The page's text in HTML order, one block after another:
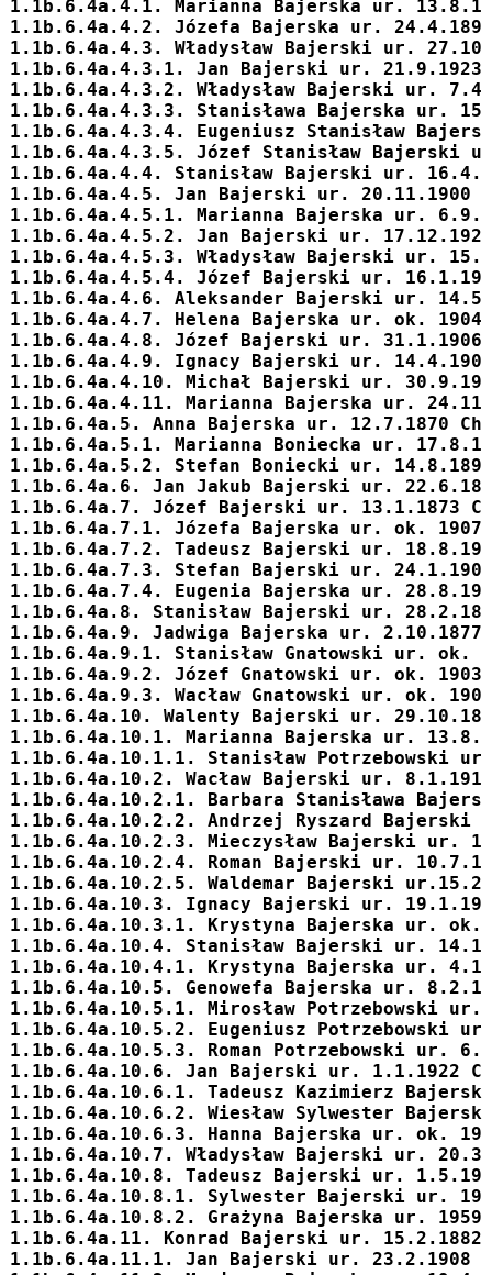
1.1b.6.4a.4.1. Marianna Bajerska ur.
1.1b.6.4a.4.2. Józefa Bajerska ur.
1.1b.6.4a.4.3. Władysław Bajerski ur.
1.1b.6.4a.4.3.1. Jan Bajerski ur. 21.9.1923
1.1b.6.4a.4.3.2. Władysław Bajerski ur.
1.1b.6.4a.4.3.3. Stanisława Bajerska ur.
1.1b.6.4a.4.3.4. Eugeniusz Stanisław
1.1b.6.4a.4.3.5. Józef Stanisław Bajerski ur.
1.1b.6.4a.4.4. Stanisław Bajerski ur.
1.1b.6.4a.4.5. Jan Bajerski ur. 20.11.1900
1.1b.6.4a.4.5.1. Marianna Bajerska ur.
1.1b.6.4a.4.5.2. Jan Bajerski ur. 17.12.1927
1.1b.6.4a.4.5.3. Władysław Bajerski ur.
1.1b.6.4a.4.5.4. Józef Bajerski ur.
1.1b.6.4a.4.6. Aleksander Bajerski ur.
1.1b.6.4a.4.7. Helena Bajerska ur. ok. 1904
1.1b.6.4a.4.8. Józef Bajerski ur. 31.1.1906
1.1b.6.4a.4.9. Ignacy Bajerski ur. 14.4.1908
1.1b.6.4a.4.10. Michał Bajerski ur.
1.1b.6.4a.4.11. Marianna Bajerska ur.
1.1b.6.4a.5. Anna Bajerska ur. 12.7.1870
1.1b.6.4a.5.1. Marianna Boniecka ur.
1.1b.6.4a.5.2. Stefan Boniecki ur. 14.8.1898
1.1b.6.4a.6. Jan Jakub Bajerski ur.
1.1b.6.4a.7. Józef Bajerski ur. 13.1.1873
1.1b.6.4a.7.1. Józefa Bajerska ur. ok. 1907
1.1b.6.4a.7.2. Tadeusz Bajerski ur.
1.1b.6.4a.7.3. Stefan Bajerski ur. 24.1.1908
1.1b.6.4a.7.4. Eugenia Bajerska ur.
1.1b.6.4a.8. Stanisław Bajerski ur. 28.2.1875
1.1b.6.4a.9. Jadwiga Bajerska ur. 2.10.1877
1.1b.6.4a.9.1. Stanisław Gnatowski ur. ok.
1.1b.6.4a.9.2. Józef Gnatowski ur. ok. 1903
1.1b.6.4a.9.3. Wacław Gnatowski ur. ok.
1.1b.6.4a.10. Walenty Bajerski ur.
1.1b.6.4a.10.1. Marianna Bajerska ur.
1.1b.6.4a.10.1.1. Stanisław Potrzebowski
1.1b.6.4a.10.2. Wacław Bajerski ur. 8.1.1911
1.1b.6.4a.10.2.1. Barbara Stanisława
1.1b.6.4a.10.2.2. Andrzej Ryszard Bajerski
1.1b.6.4a.10.2.3. Mieczysław Bajerski ur.
1.1b.6.4a.10.2.4. Roman Bajerski ur.
1.1b.6.4a.10.2.5. Waldemar Bajerski
1.1b.6.4a.10.3. Ignacy Bajerski ur.
1.1b.6.4a.10.3.1. Krystyna Bajerska ur. ok.
1.1b.6.4a.10.4. Stanisław Bajerski ur.
1.1b.6.4a.10.4.1. Krystyna Bajerska ur.
1.1b.6.4a.10.5. Genowefa Bajerska ur.
1.1b.6.4a.10.5.1. Mirosław Potrzebowski ur.
1.1b.6.4a.10.5.2. Eugeniusz Potrzebowski
1.1b.6.4a.10.5.3. Roman Potrzebowski ur.
1.1b.6.4a.10.6. Jan Bajerski ur. 1.1.1922
1.1b.6.4a.10.6.1. Tadeusz Kazimierz Bajerski
1.1b.6.4a.10.6.2. Wiesław Sylwester
1.1b.6.4a.10.6.3. Hanna Bajerska ur. ok.
1.1b.6.4a.10.7. Władysław Bajerski ur.
1.1b.6.4a.10.8. Tadeusz Bajerski ur.
1.1b.6.4a.10.8.1. Sylwester Bajerski ur.
1.1b.6.4a.10.8.2. Grażyna Bajerska ur. 1959
1.1b.6.4a.11. Konrad Bajerski ur. 15.2.1882
1.1b.6.4a.11.1. Jan Bajerski ur. 23.2.1908